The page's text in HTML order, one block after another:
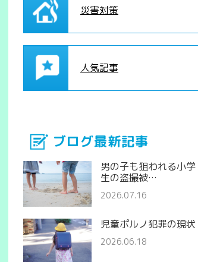
災害対策
人気記事
ブログ最新記事
男の子も狙われる小学
生の盗撮被…
2026.07.16
児童ポルノ犯罪の現状
2026.06.18